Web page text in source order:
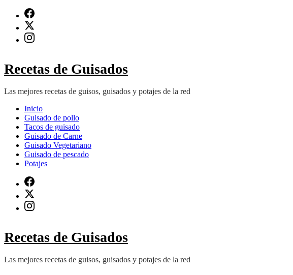
contenido
(presiona
Recetas de Guisados
Las mejores recetas de guisos, guisados y potajes de la red
Inicio
Guisado de pollo
Tacos de guisado
Guisado de Carne
Guisado Vegetariano
Guisado de pescado
Potajes
Recetas de Guisados
Las mejores recetas de guisos, guisados y potajes de la red